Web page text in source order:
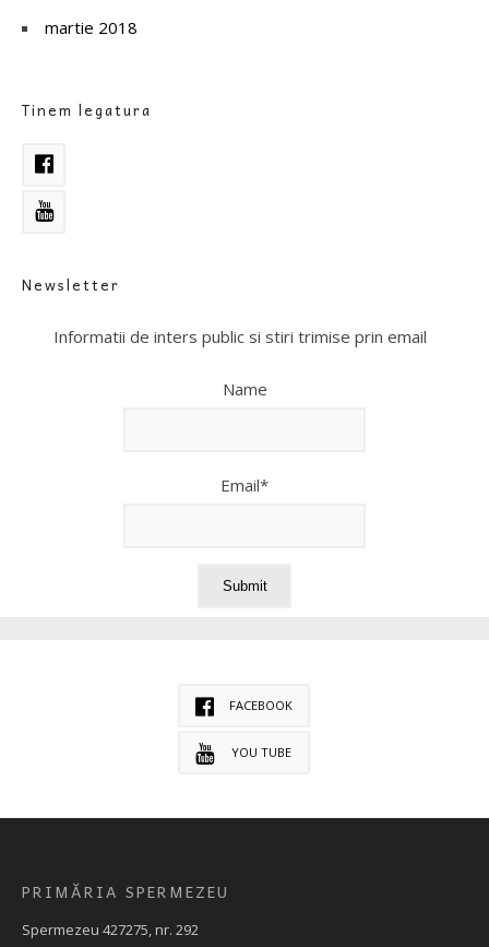
martie 2018
Tinem legatura
Newsletter
Informatii de inters public si stiri trimise prin email
Name
Email*
FACEBOOK
YOU TUBE
PRIMĂRIA SPERMEZEU
Spermezeu 427275, nr. 292